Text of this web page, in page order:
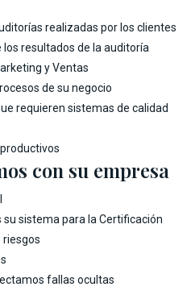
realizadas por los clientes
resultados de la auditoría
y Ventas
de su negocio
requieren sistemas de calidad
con su empresa
sistema para la Certificación
riesgos
fallas ocultas